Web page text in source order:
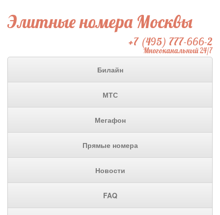
Элитные номера Москвы
+7 (495) 777-666-2
Многоканальный 24/7
Билайн
МТС
Мегафон
Прямые номера
Новости
FAQ